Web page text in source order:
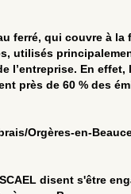
ferré, qui couvre à
utilisés
l’entreprise. En effet,
près de 60 % des
Orgères-en-
disent s'être